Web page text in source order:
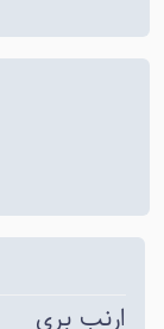
ارنب بری